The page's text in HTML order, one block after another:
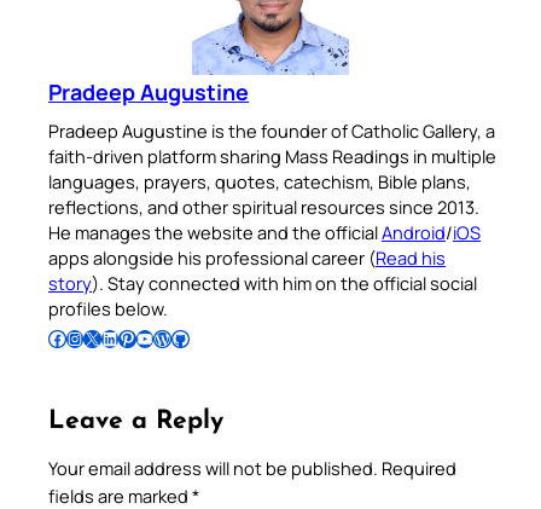
Pradeep Augustine
Pradeep Augustine is the founder of Catholic Gallery, a
faith-driven platform sharing Mass Readings in multiple
languages, prayers, quotes, catechism, Bible plans,
reflections, and other spiritual resources since 2013.
He manages the website and the officialAndroid/iOS
apps alongside his professional career (Read his
story). Stay connected with him on the official social
profiles below.
Follow Pradeep on Facebook Follow Pradeep on InstagramFollow Pradeep on X Follow Pradeep on LinkedIn Follow Pradeep on Pinterest Subscribe to Pradeep’s Youtube Channel Follow Pradeep on WordPress Follow Pradeep on GitHub
Leave a Reply
Your email address will not be published. Required
fields are marked *